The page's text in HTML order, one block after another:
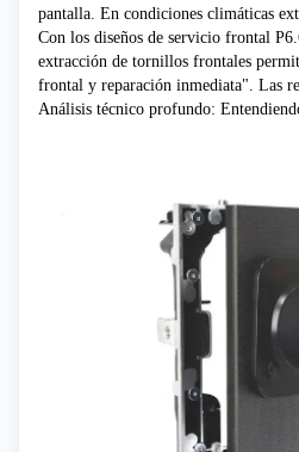
pantalla. En condiciones climáticas
Con los diseños de servicio frontal
extracción de tornillos frontales
frontal y reparación inmediata". Las
Análisis técnico profundo: